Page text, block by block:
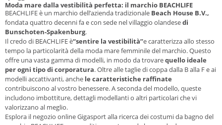
Moda mare dalla vestibilità perfetta: il marchio BEACHLIFE
BEACHLIFE è un marchio dell’azienda tradizionale Beach House B.V.,
fondata quattro decenni fa e con sede nel villaggio olandesedi
Bunschoten-Spakenburg.
Il credo di BEACHLIFE è“sentire la vestibilità”e caratterizza allo stesso
tempo la particolarità della moda mare femminile del marchio. Questo
offre una vasta gamma di modelli, in modo da trovarequello ideale
per ogni tipo di corporatura. Oltre alle taglie di coppa dalla B alla F e ai
modelli accattivanti, anche le caratteristiche raffinate
contribuiscono al vostro benessere. A seconda del modello, queste
includono imbottiture, dettagli modellanti o altri particolari che vi
valorizzano al meglio.
Esplora il negozio online Gigasport alla ricerca dei costumi da bagno del